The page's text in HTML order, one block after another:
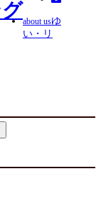
about usゆ
い・リ